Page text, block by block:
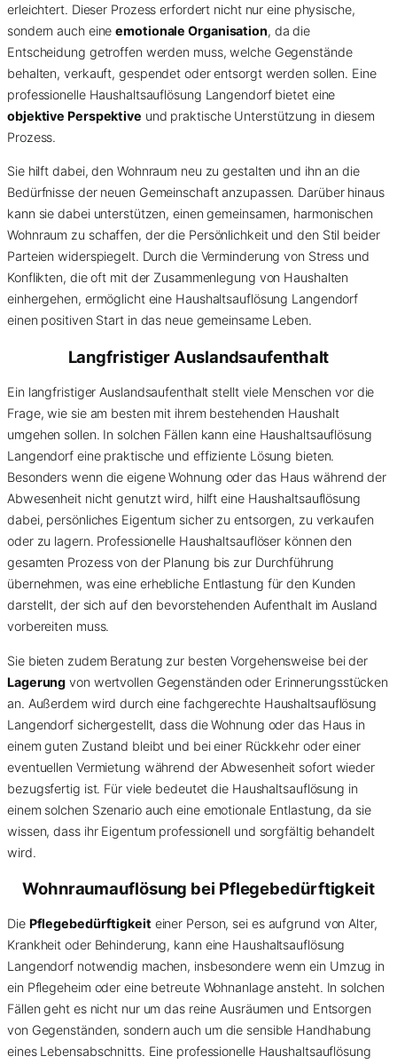
erleichtert. Dieser Prozess erfordert nicht nur eine physische,
sondern auch eineemotionale Organisation, da die
Entscheidung getroffen werden muss, welche Gegenstände
behalten, verkauft, gespendet oder entsorgt werden sollen. Eine
professionelle Haushaltsauflösung Langendorf bietet eine
objektive Perspektive und praktische Unterstützung in diesem
Prozess.
Sie hilft dabei, den Wohnraum neu zu gestalten und ihn an die
Bedürfnisse der neuen Gemeinschaft anzupassen. Darüber hinaus
kann sie dabei unterstützen, einen gemeinsamen, harmonischen
Wohnraum zu schaffen, der die Persönlichkeit und den Stil beider
Parteien widerspiegelt. Durch die Verminderung von Stress und
Konflikten, die oft mit der Zusammenlegung von Haushalten
einhergehen, ermöglicht eine Haushaltsauflösung Langendorf
einen positiven Start in das neue gemeinsame Leben.
Langfristiger Auslandsaufenthalt
Ein langfristiger Auslandsaufenthalt stellt viele Menschen vor die
Frage, wie sie am besten mit ihrem bestehenden Haushalt
umgehen sollen. In solchen Fällen kann eine Haushaltsauflösung
Langendorf eine praktische und effiziente Lösung bieten.
Besonders wenn die eigene Wohnung oder das Haus während der
Abwesenheit nicht genutzt wird, hilft eine Haushaltsauflösung
dabei, persönliches Eigentum sicher zu entsorgen, zu verkaufen
oder zu lagern. Professionelle Haushaltsauflöser können den
gesamten Prozess von der Planung bis zur Durchführung
übernehmen, was eine erhebliche Entlastung für den Kunden
darstellt, der sich auf den bevorstehenden Aufenthalt im Ausland
vorbereiten muss.
Sie bieten zudem Beratung zur besten Vorgehensweise bei der
Lagerung von wertvollen Gegenständen oder Erinnerungsstücken
an. Außerdem wird durch eine fachgerechte Haushaltsauflösung
Langendorf sichergestellt, dass die Wohnung oder das Haus in
einem guten Zustand bleibt und bei einer Rückkehr oder einer
eventuellen Vermietung während der Abwesenheit sofort wieder
bezugsfertig ist. Für viele bedeutet die Haushaltsauflösung in
einem solchen Szenario auch eine emotionale Entlastung, da sie
wissen, dass ihr Eigentum professionell und sorgfältig behandelt
wird.
Wohnraumauflösung bei Pflegebedürftigkeit
Die Pflegebedürftigkeit einer Person, sei es aufgrund von Alter,
Krankheit oder Behinderung, kann eine Haushaltsauflösung
Langendorf notwendig machen, insbesondere wenn ein Umzug in
ein Pflegeheim oder eine betreute Wohnanlage ansteht. In solchen
Fällen geht es nicht nur um das reine Ausräumen und Entsorgen
von Gegenständen, sondern auch um die sensible Handhabung
eines Lebensabschnitts. Eine professionelle Haushaltsauflösung